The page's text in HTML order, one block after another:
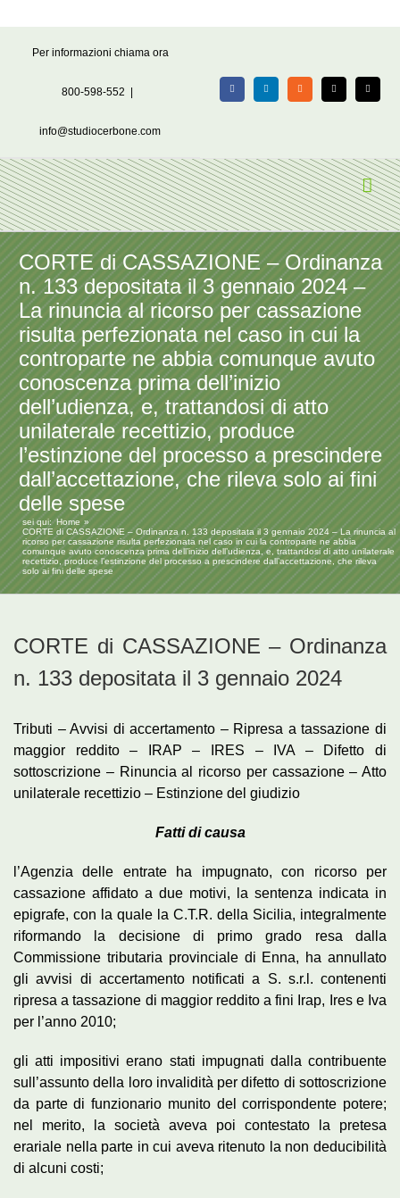
Per informazioni chiama ora
800-598-552
info@studiocerbone.com
FacebookLinkedIn Rss X Email
CORTE di CASSAZIONE – Ordinanza
n. 133 depositata il 3 gennaio 2024 –
La rinuncia al ricorso per cassazione
risulta perfezionata nel caso in cui la
controparte ne abbia comunque avuto
conoscenza prima dell’inizio
dell’udienza, e, trattandosi di atto
unilaterale recettizio, produce
l’estinzione del processo a prescindere
dall’accettazione, che rileva solo ai fini
delle spese
sei qui: Home
CORTE di CASSAZIONE – Ordinanza n. 133 depositata il 3 gennaio 2024 – La rinuncia al
ricorso per cassazione risulta perfezionata nel caso in cui la controparte ne abbia
comunque avuto conoscenza prima dell’inizio dell’udienza, e, trattandosi di atto unilaterale
recettizio, produce l’estinzione del processo a prescindere dall’accettazione, che rileva
solo ai fini delle spese
CORTE di CASSAZIONE – Ordinanza
n. 133 depositata il 3 gennaio 2024
Tributi – Avvisi di accertamento – Ripresa a tassazione di
maggior reddito – IRAP – IRES – IVA – Difetto di
sottoscrizione – Rinuncia al ricorso per cassazione – Atto
unilaterale recettizio – Estinzione del giudizio
Fatti di causa
l’Agenzia delle entrate ha impugnato, con ricorso per
cassazione affidato a due motivi, la sentenza indicata in
epigrafe, con la quale la C.T.R. della Sicilia, integralmente
riformando la decisione di primo grado resa dalla
Commissione tributaria provinciale di Enna, ha annullato
gli avvisi di accertamento notificati a S. s.r.l. contenenti
ripresa a tassazione di maggior reddito a fini Irap, Ires e Iva
per l’anno 2010;
gli atti impositivi erano stati impugnati dalla contribuente
sull’assunto della loro invalidità per difetto di sottoscrizione
da parte di funzionario munito del corrispondente potere;
nel merito, la società aveva poi contestato la pretesa
erariale nella parte in cui aveva ritenuto la non deducibilità
di alcuni costi;